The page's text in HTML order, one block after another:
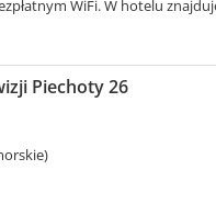
WiFi. W hotelu
Piechoty 26